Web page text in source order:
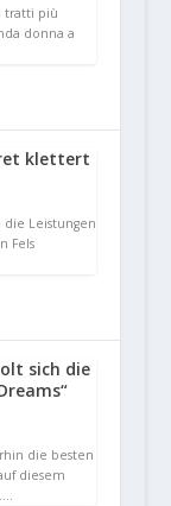
tratti più
donna a
klettert
Leistungen
Fels
sich die
die besten
diesem